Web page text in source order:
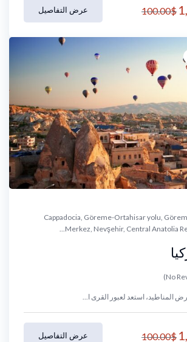
$
100.00 عرض التفاصيل
Cappadocia, Göreme-Ortahisar yolu,
Merkez, Nevşehir, Central Anatolia
المناطيد، استعد لعبور القرى ا...
$
100.00 عرض التفاصيل